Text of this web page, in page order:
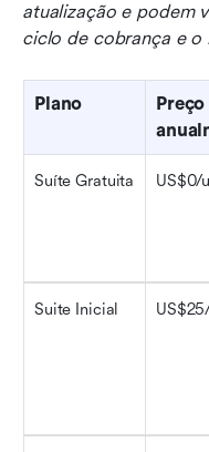
atualização e podem
ciclo de cobrança e o
Plano
Suíte Gratuita US$0/
Suite Inicial